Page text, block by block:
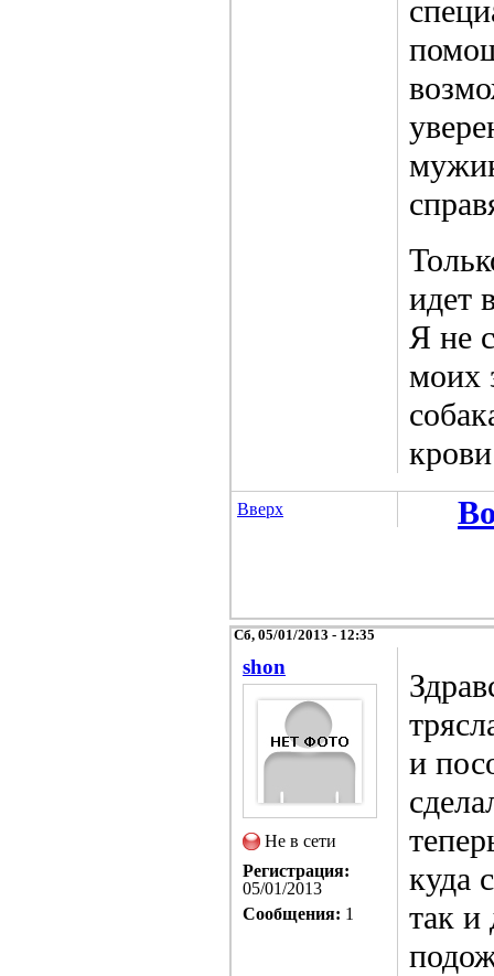
идет
Я не
моих
Вверх
Сб, 05/01/2013 - 12:35
shon
Не в сети
Регистрация:
05/01/2013
Сообщения: 1
и
куда
так и